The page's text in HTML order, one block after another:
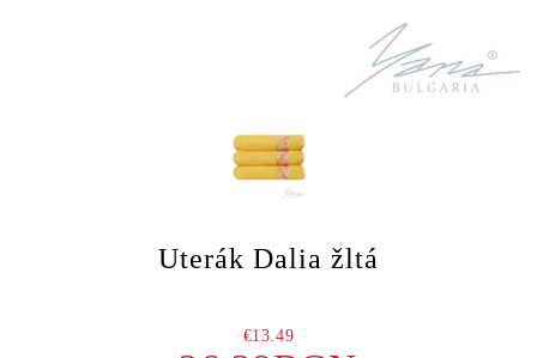
Uterák Dalia žltá
€13.49